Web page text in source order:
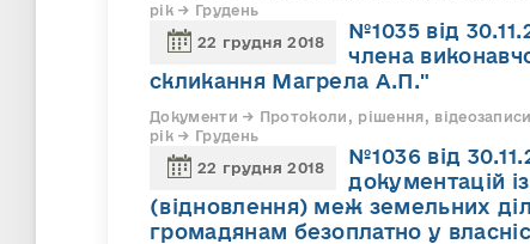
рік → Грудень
22 грудня 2018
№1035 від
члена
скликання Магрела А.П."
Документи → Протоколи, рішення,
рік → Грудень
22 грудня 2018
№1036 від
документацій
(відновлення) меж земельних
громадянам безоплатно у